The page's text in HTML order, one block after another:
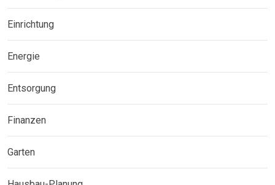
Einrichtung
Energie
Entsorgung
Finanzen
Garten